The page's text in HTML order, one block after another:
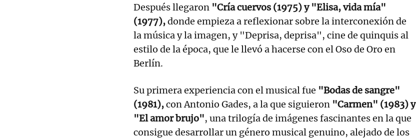
Después llegaron "Cría cuervos (1975) y "Elisa, vida mía"
(1977),donde empieza a reflexionar sobre la interconexión de
la música y la imagen, y "Deprisa, deprisa", cine de quinquis al
estilo de la época, que le llevó a hacerse con el Oso de Oro en
Berlín.
Su primera experiencia con el musical fue "Bodas de sangre"
(1981),con Antonio Gades, a la que siguieron "Carmen" (1983) y
"El amor brujo", una trilogía de imágenes fascinantes en la que
consigue desarrollar un género musical genuino, alejado de los